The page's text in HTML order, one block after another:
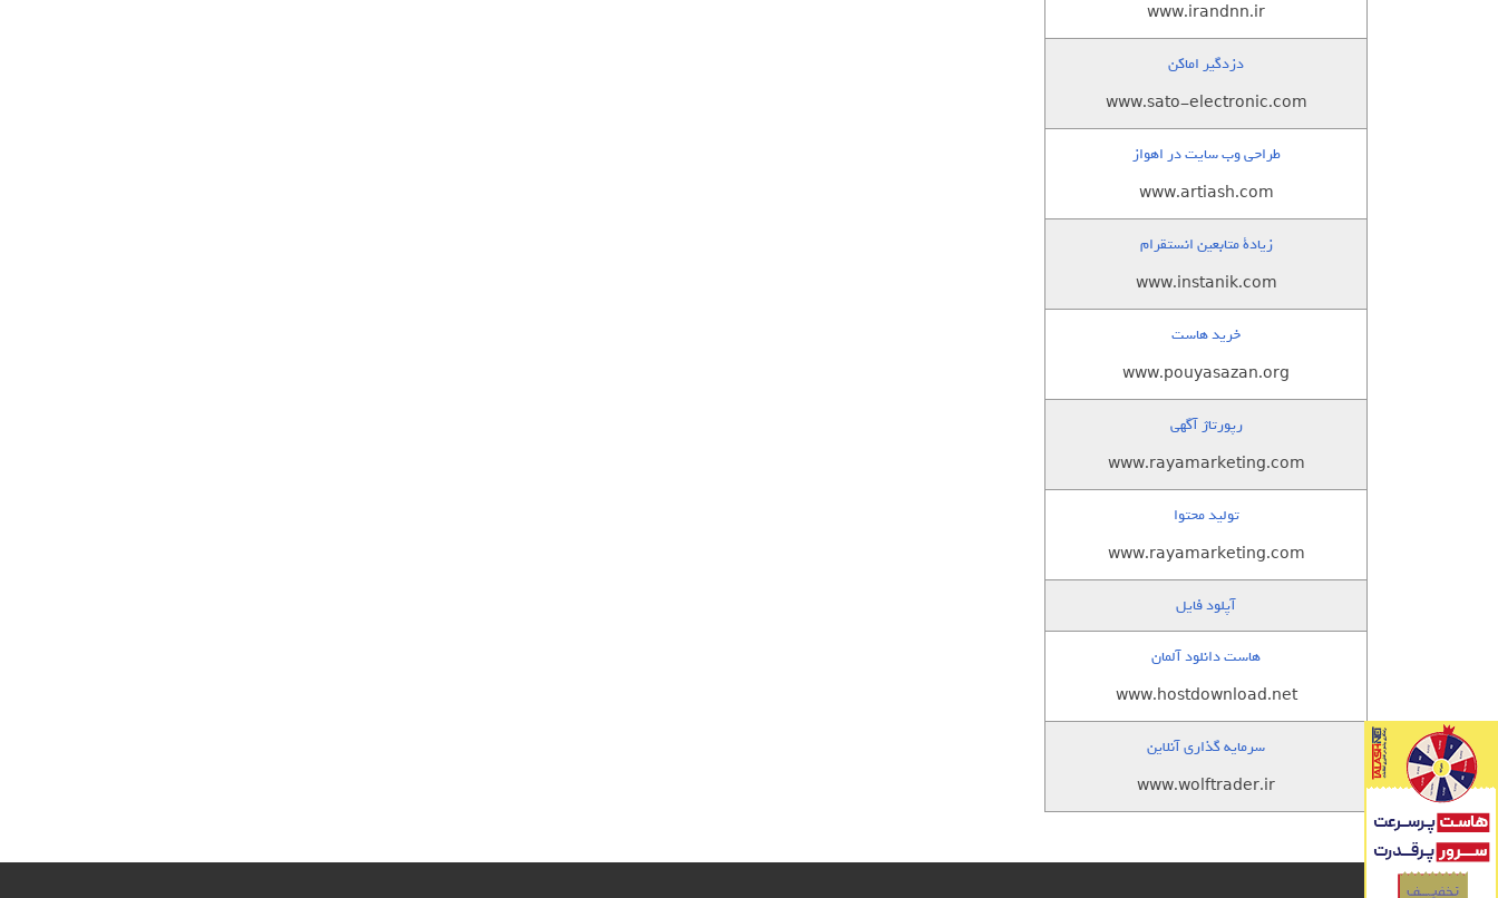
www.irandnn.ir
دزدگیر اماکن
www.sato-electronic.com
طراحی وب سایت در اهواز
www.artiash.com
زيادة متابعين انستقرام
www.instanik.com
خرید هاست
www.pouyasazan.org
رپورتاژ آگهی
www.rayamarketing.com
تولید محتوا
www.rayamarketing.com
آپلود فایل
هاست دانلود آلمان
www.hostdownload.net
سرمایه گذاری آنلاین
www.wolftrader.ir